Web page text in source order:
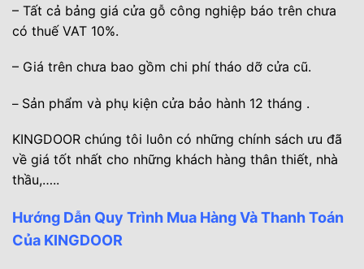
– Tất cả bảng giá cửa gỗ công nghiệp báo trên chưa
có thuế VAT 10%.
– Giá trên chưa bao gồm chi phí tháo dỡ cửa cũ.
– Sản phẩm và phụ kiện cửa bảo hành 12 tháng .
KINGDOOR chúng tôi luôn có những chính sách ưu đã
về giá tốt nhất cho những khách hàng thân thiết, nhà
thầu,…..
Hướng Dẫn Quy Trình Mua Hàng Và Thanh Toán
Của KINGDOOR